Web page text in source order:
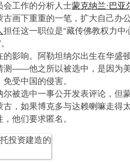
会工作的分析人士蒙克纳兰·巴亚
古画下重重的一笔，扩大自己办
担任这一职位是“藏传佛教权力中
影响。阿勒坦纳尔出生在华盛
测——他之所以被选中，是因为
受中国的侵害。
尔被选中一事公开发表评论，但
古，如果博克多与达赖喇嘛走得
他们要求匿名。